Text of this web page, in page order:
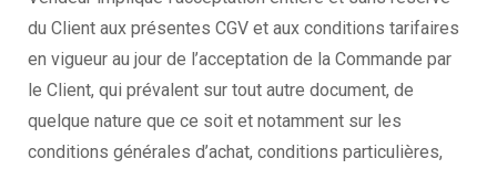
du Client aux présentes CGV et aux conditions tarifaires
en vigueur au jour de l’acceptation de la Commande par
le Client, qui prévalent sur tout autre document, de
quelque nature que ce soit et notamment sur les
conditions générales d’achat, conditions particulières,